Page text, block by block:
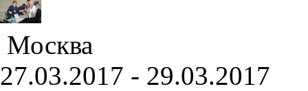
Москва
27.03.2017 - 29.03.2017